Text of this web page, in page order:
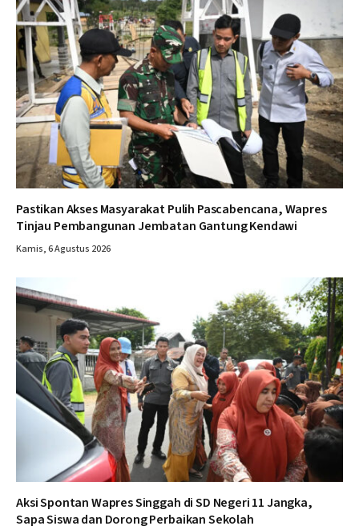
Pastikan Akses Masyarakat Pulih Pascabencana, Wapres
Tinjau Pembangunan Jembatan Gantung Kendawi
Kamis, 6 Agustus 2026
Aksi Spontan Wapres Singgah di SD Negeri 11 Jangka,
Sapa Siswa dan Dorong Perbaikan Sekolah